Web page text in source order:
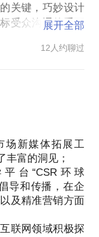
关键，巧妙设计
受众沟通的重要
牌营销负责人依
任是负担，是赚
项目的报道经
实战公益经验，
可以满足社会问
品牌影响力
展开全部
12人约聊过
场新媒体拓展工
丰富的洞见；
台“CSR环球
导和传播，在企
及精准营销方面
联网领域积极探